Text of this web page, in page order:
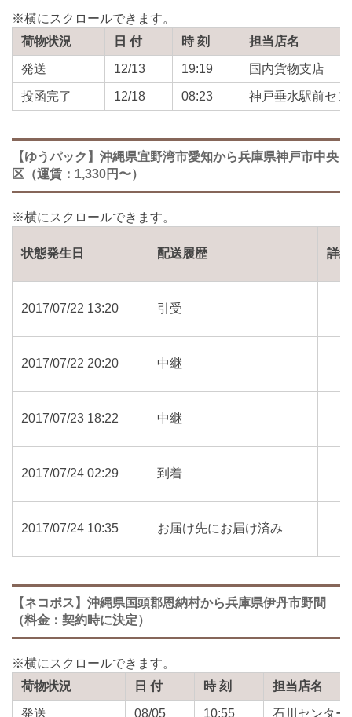
荷物状況 日 付 時 刻 担当店名
発送 12/13 19:19 国内貨物支店
投函完了 12/18 08:23 神戸垂水駅前セ
【ゆうパック】沖縄県宜野湾市愛知から兵庫県神戸市中央
区（運賃：1,330円〜）
状態発生日 配送履歴 詳細
2017/07/22 13:20 引受
2017/07/22 20:20 中継
2017/07/23 18:22 中継
2017/07/24 02:29 到着
2017/07/24 10:35 お届け先にお届け済み
【ネコポス】沖縄県国頭郡恩納村から兵庫県伊丹市野間
（料金：契約時に決定）
荷物状況 日 付 時 刻 担当店名
発送 08/05 10:55 石川センター